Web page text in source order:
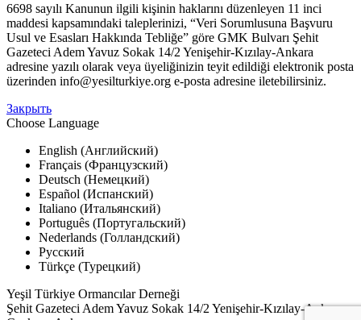
6698 sayılı Kanunun ilgili kişinin haklarını düzenleyen 11 inci
maddesi kapsamındaki taleplerinizi, “Veri Sorumlusuna Başvuru
Usul ve Esasları Hakkında Tebliğe” göre GMK Bulvarı Şehit
Gazeteci Adem Yavuz Sokak 14/2 Yenişehir-Kızılay-Ankara
adresine yazılı olarak veya üyeliğinizin teyit edildiği elektronik posta
üzerinden info@yesilturkiye.org e-posta adresine iletebilirsiniz.
Закрыть
Choose Language
English (Английский)
Français (Французский)
Deutsch (Немецкий)
Español (Испанский)
Italiano (Итальянский)
Português (Португальский)
Nederlands (Голландский)
Русский
Türkçe (Турецкий)
Yeşil Türkiye Ormancılar Derneği
Şehit Gazeteci Adem Yavuz Sokak 14/2 Yenişehir-Kızılay-Ankara